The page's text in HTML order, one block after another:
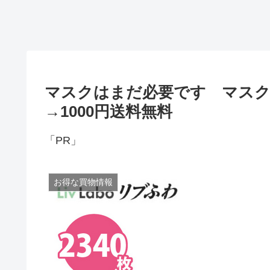
マスクはまだ必要です マス
→1000円送料無料
「PR」
お得な買物情報